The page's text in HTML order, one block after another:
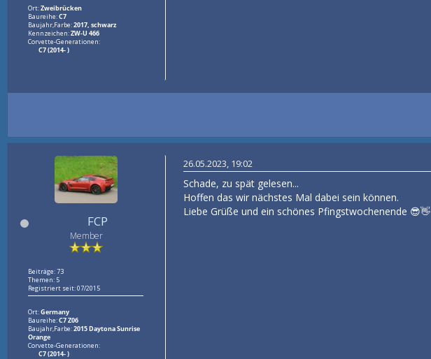
Ort:Zweibrücken
Baureihe:C7
Baujahr,Farbe:2017, schwarz
Kennzeichen:ZW-U 466
Corvette-Generationen:
C7 (2014- )
FCP
Member
Beiträge: 73
Themen: 5
Registriert seit: 07/2015
Ort:Germany
Baureihe:C7 Z06
Baujahr,Farbe:2015 Daytona Sunrise
Orange
Corvette-Generationen:
C7 (2014- )
26.05.2023, 19:02
Schade, zu spät gelesen...
Hoffen das wir nächstes Mal dabei sein können.
Liebe Grüße und ein schönes Pfingstwochenende 😎👋